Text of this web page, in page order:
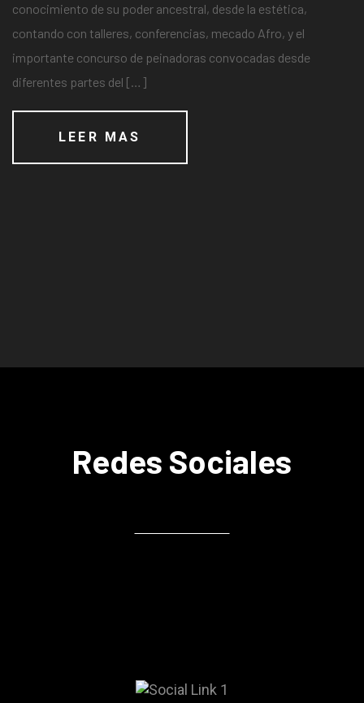
conocimiento de su poder ancestral, desde la estética,
contando con talleres, conferencias, mecado Afro, y el
importante concurso de peinadoras convocadas desde
diferentes partes del […]
LEER MAS
Redes Sociales